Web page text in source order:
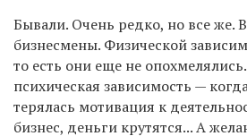
Бывали. Очень редко, но все же.
бизнесмены. Физической
то есть они еще не
психическая зависимость —
терялась мотивация к
бизнес, деньги крутятся... А